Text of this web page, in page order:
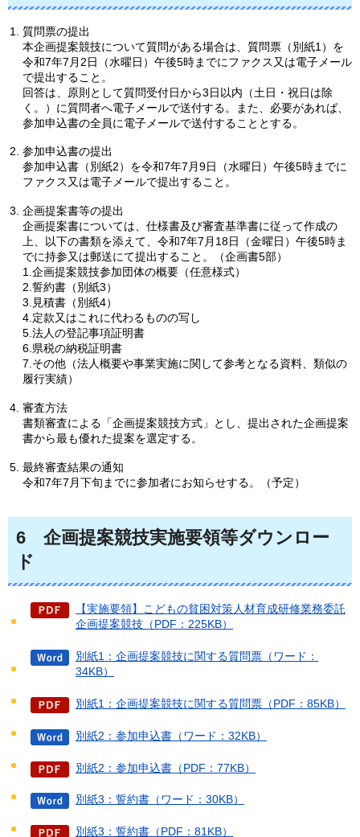
質問票の提出
本企画提案競技について質問がある場合は、質問票（別紙1）を
令和7年7月2日（水曜日）午後5時までにファクス又は電子メール
で提出すること。
回答は、原則として質問受付日から3日以内（土日・祝日は除
く。）に質問者へ電子メールで送付する。また、必要があれば、
参加申込書の全員に電子メールで送付することとする。
参加申込書の提出
参加申込書（別紙2）を令和7年7月9日（水曜日）午後5時までに
ファクス又は電子メールで提出すること。
企画提案書等の提出
企画提案書については、仕様書及び審査基準書に従って作成の
上、以下の書類を添えて、令和7年7月18日（金曜日）午後5時ま
でに持参又は郵送にて提出すること。（企画書5部）
1.企画提案競技参加団体の概要（任意様式）
2.誓約書（別紙3）
3.見積書（別紙4）
4.定款又はこれに代わるものの写し
5.法人の登記事項証明書
6.県税の納税証明書
7.その他（法人概要や事業実施に関して参考となる資料、類似の
履行実績）
審査方法
書類審査による「企画提案競技方式」とし、提出された企画提案
書から最も優れた提案を選定する。
最終審査結果の通知
令和7年7月下旬までに参加者にお知らせする。（予定）
6
企画提案競技実施要領等ダウンロー
ド
【実施要領】こどもの貧困対策人材育成研修業務委託
企画提案競技（PDF：225KB）
別紙1：企画提案競技に関する質問票（ワード：
34KB）
別紙1：企画提案競技に関する質問票（PDF：85KB）
別紙2：参加申込書（ワード：32KB）
別紙2：参加申込書（PDF：77KB）
別紙3：誓約書（ワード：30KB）
別紙3：誓約書（PDF：81KB）